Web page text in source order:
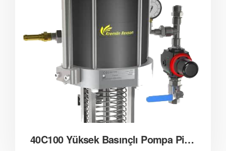
40C100 Yüksek Basınçlı Pompa Pistonlu Airless